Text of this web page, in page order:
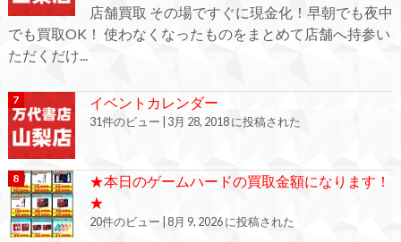
店舗買取 その場ですぐに現金化！早朝でも夜中
でも買取OK！ 使わなくなったものをまとめて店舗へ持参い
ただくだけ...
イベントカレンダー
31件のビュー 3月 28, 2018 に投稿された
★本日のゲームハードの買取金額になります！
★
20件のビュー 8月 9, 2026 に投稿された